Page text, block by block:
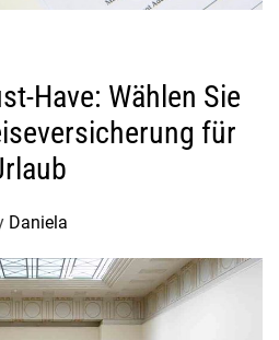
Have: Wählen Sie
für
Daniela